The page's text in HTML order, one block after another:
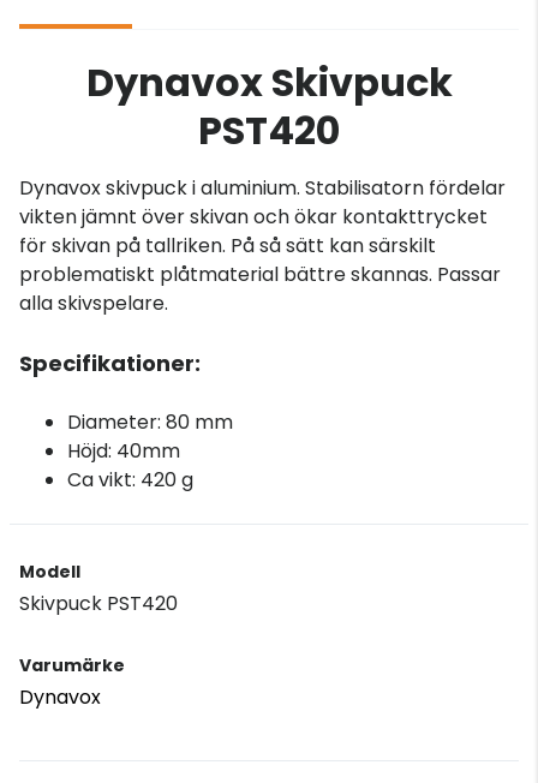
Dynavox Skivpuck
PST420
Dynavox skivpuck i aluminium. Stabilisatorn fördelar
vikten jämnt över skivan och ökar kontakttrycket
för skivan på tallriken. På så sätt kan särskilt
problematiskt plåtmaterial bättre skannas. Passar
alla skivspelare.
Specifikationer:
Diameter: 80 mm
Höjd: 40mm
Ca vikt: 420 g
Modell
Skivpuck PST420
Varumärke
Dynavox